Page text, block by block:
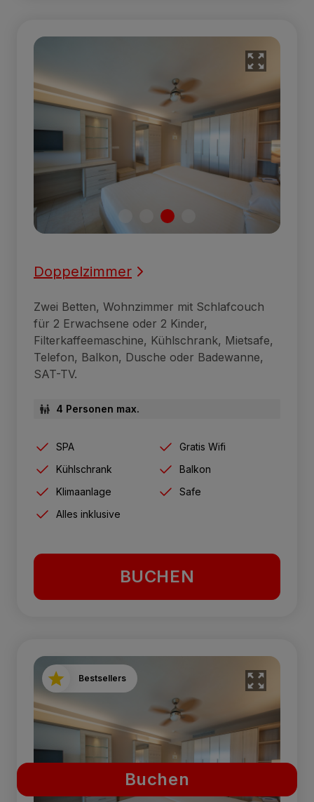
Buchen
Doppelzimmer
Zwei Betten, Wohnzimmer mit Schlafcouch
für 2 Erwachsene oder 2 Kinder,
Filterkaffeemaschine, Kühlschrank, Mietsafe,
Telefon, Balkon, Dusche oder Badewanne,
SAT-TV.
4 Personen max.
SPA
Gratis Wifi
Kühlschrank
Balkon
Klimaanlage
Safe
Alles inklusive
BUCHEN
Bestsellers